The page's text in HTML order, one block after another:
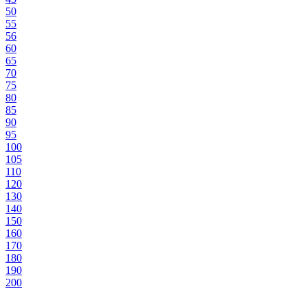
50
55
56
60
65
70
75
80
85
90
95
100
105
110
120
130
140
150
160
170
180
190
200